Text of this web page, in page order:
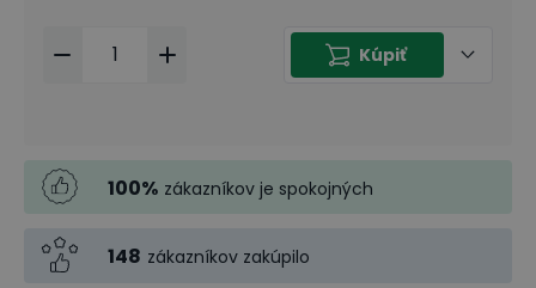
Kúpiť
100% zákazníkov je spokojných
148 zákazníkov zakúpilo